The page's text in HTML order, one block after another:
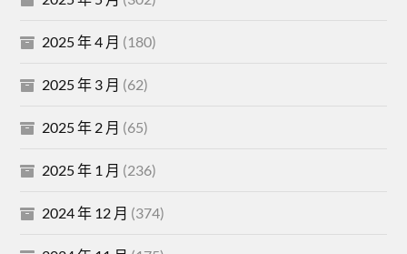
2025 年 4 月 (180)
2025 年 3 月 (62)
2025 年 2 月 (65)
2025 年 1 月 (236)
2024 年 12 月 (374)